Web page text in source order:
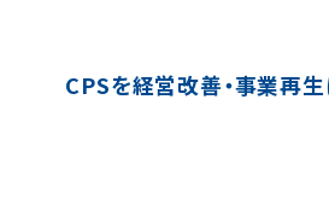
CPSを経営改善・事業再